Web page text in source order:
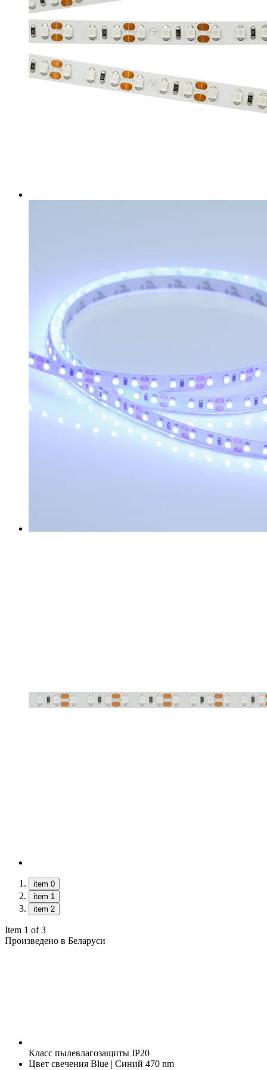
item 0
item 1
item 2
Item 1 of 3
Произведено в Беларуси
Класс пылевлагозащиты IP20
Цвет свечения Blue | Синий 470 nm